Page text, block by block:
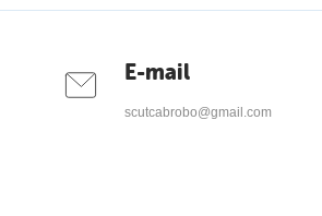
E-mail
scutcabrobo@gmail.com